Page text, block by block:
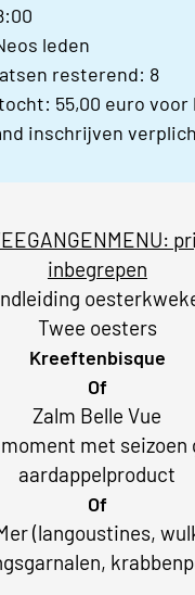
leden
resterend: 8
55,00 euro voor
inschrijven
inbegrepen
Twee oesters
Kreeftenbisque
Of
Zalm Belle Vue
met seizoen
aardappelproduct
Of
(langoustines,